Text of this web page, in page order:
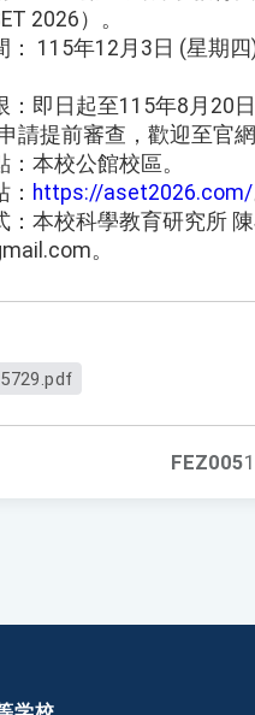
2026）。
： 115年12月3日 (星期
：即日起至115年8月20
請提前審查，歡迎至官網
本校公館校區。
https://aset2026.com/
：本校科學教育研究所
。
FEZ005